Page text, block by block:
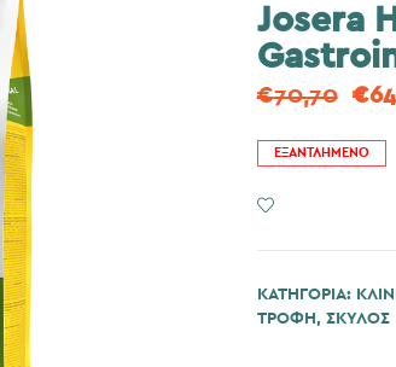
Josera
€70,70 €
ΕΞΑΝΤΛΗΜΈΝΟ
ΚΑΤΗΓΟΡΊΑ:
ΤΡΟΦΗ , ΣΚΎΛΟΣ